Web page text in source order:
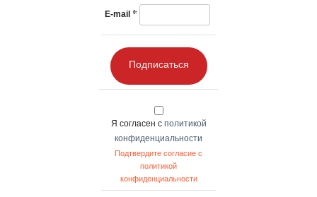
E-mail *
Подписаться
Я согласен с политикой
конфиденциальности
Подтвердите согласие с
политикой
конфиденциальности